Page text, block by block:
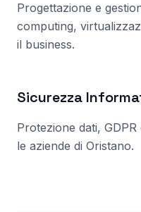
Progettazione e
computing,
il business.
Sicurezza
Protezione dati,
le aziende di Oristano.